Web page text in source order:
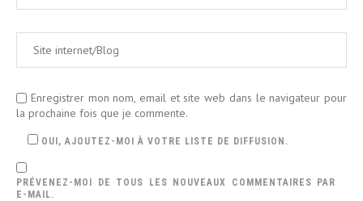
Enregistrer mon nom, email et site web dans le navigateur pour
la prochaine fois que je commente.
OUI, AJOUTEZ-MOI À VOTRE LISTE DE DIFFUSION.
PRÉVENEZ-MOI DE TOUS LES NOUVEAUX COMMENTAIRES PAR
E-MAIL.